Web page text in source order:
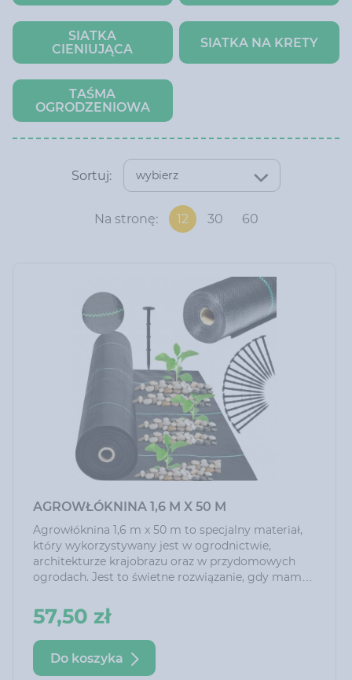
SIATKA
CIENIUJĄCA
SIATKA NA KRETY
TAŚMA
OGRODZENIOWA
Sortuj: wybierz
Na stronę: 12 30 60
AGROWŁÓKNINA 1,6 M X 50 M
Agrowłóknina 1,6 m x 50 m to specjalny materiał,
który wykorzystywany jest w ogrodnictwie,
architekturze krajobrazu oraz w przydomowych
ogrodach. Jest to świetne rozwiązanie, gdy mamy
one prawidłowy wzrost roślin poprzez odbieranie
im cennych składników odżywczych. Nie musisz
już dłużej wydawać ogromnej ilości pieniędzy na
środki likwidujące chwasty lub poświęcać dużo
czasu na własnoręczne usuwanie, aby tylko
57,50 zł
Do koszyka